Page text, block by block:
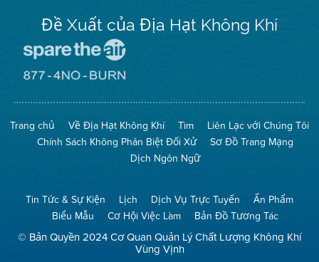
Đề Xuất của Địa Hạt Không Khí
The
(Bảo
Toàn
Không
Khí)
Mạng
No
Burn
(Không
Đốt)
Trang chủ Về Địa Hạt Không Khí Tìm
Liên Lạc với Chúng Tôi
Chính Sách Không Phân Biệt Đối Xử
Sơ Đồ Trang Mạng
Dịch Ngôn Ngữ
Tin Tức & Sự Kiện Lịch Dịch Vụ Trực Tuyến
Ấn Phẩm
Biểu Mẫu
Cơ Hội Việc Làm Bản Đồ Tương Tác
© Bản Quyền 2024 Cơ Quan Quản Lý Chất Lượng Không Khí
Vùng Vịnh